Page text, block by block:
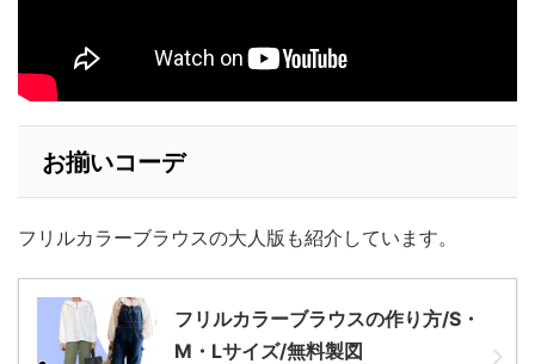
お揃いコーデ
フリルカラーブラウスの大人版も紹介しています。
フリルカラーブラウスの作り方/S・
M・Lサイズ/無料製図